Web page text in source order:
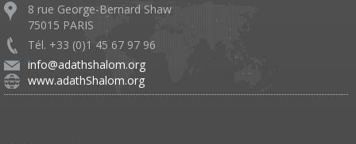
8 rue George-Bernard Shaw
75015 PARIS
Tél. +33 (0)1 45 67 97 96
info@adathshalom.org
www.adathShalom.org